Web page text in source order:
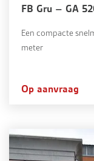
FB Gru – GA
Een compacte
meter
Op aanvraag